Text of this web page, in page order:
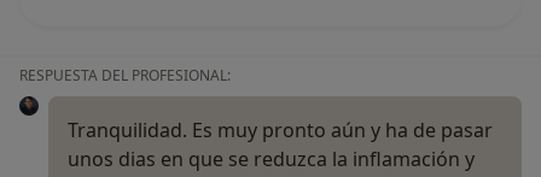
RESPUESTA DEL PROFESIONAL:
Tranquilidad. Es muy pronto aún y ha de pasar
unos dias en que se reduzca la inflamación y